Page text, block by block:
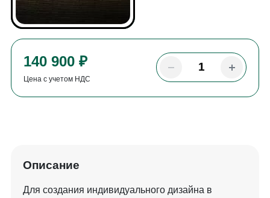
140 900 ₽
Цена с учетом НДС
Описание
Для создания индивидуального дизайна в